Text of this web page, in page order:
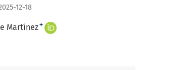
12-18
Martínez+